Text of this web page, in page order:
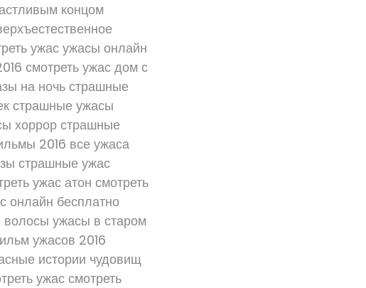
концом
ужас ужасы онлайн
смотреть ужас дом с
на ночь страшные
страшные ужасы
хоррор страшные
2016 все ужаса
страшные ужас
ужас атон смотреть
онлайн бесплатно
ужасы в старом
ужасов 2016
истории чудовищ
ужас смотреть